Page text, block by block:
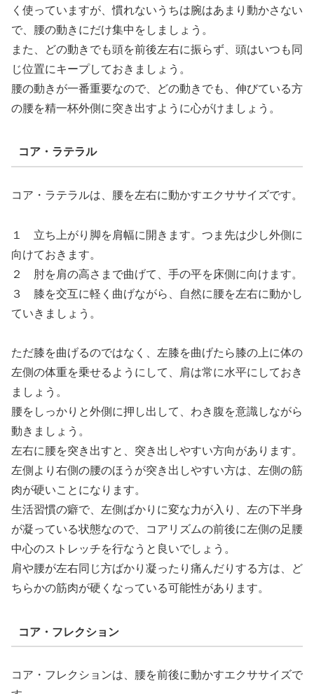
く使っていますが、慣れないうちは腕はあまり動かさない
で、腰の動きにだけ集中をしましょう。
また、どの動きでも頭を前後左右に振らず、頭はいつも同
じ位置にキープしておきましょう。
腰の動きが一番重要なので、どの動きでも、伸びている方
の腰を精一杯外側に突き出すように心がけましょう。
コア・ラテラル
コア・ラテラルは、腰を左右に動かすエクササイズです。
１ 立ち上がり脚を肩幅に開きます。つま先は少し外側に
向けておきます。
２ 肘を肩の高さまで曲げて、手の平を床側に向けます。
３ 膝を交互に軽く曲げながら、自然に腰を左右に動かし
ていきましょう。
ただ膝を曲げるのではなく、左膝を曲げたら膝の上に体の
左側の体重を乗せるようにして、肩は常に水平にしておき
ましょう。
腰をしっかりと外側に押し出して、わき腹を意識しながら
動きましょう。
左右に腰を突き出すと、突き出しやすい方向があります。
左側より右側の腰のほうが突き出しやすい方は、左側の筋
肉が硬いことになります。
生活習慣の癖で、左側ばかりに変な力が入り、左の下半身
が凝っている状態なので、コアリズムの前後に左側の足腰
中心のストレッチを行なうと良いでしょう。
肩や腰が左右同じ方ばかり凝ったり痛んだりする方は、ど
ちらかの筋肉が硬くなっている可能性があります。
コア・フレクション
コア・フレクションは、腰を前後に動かすエクササイズで